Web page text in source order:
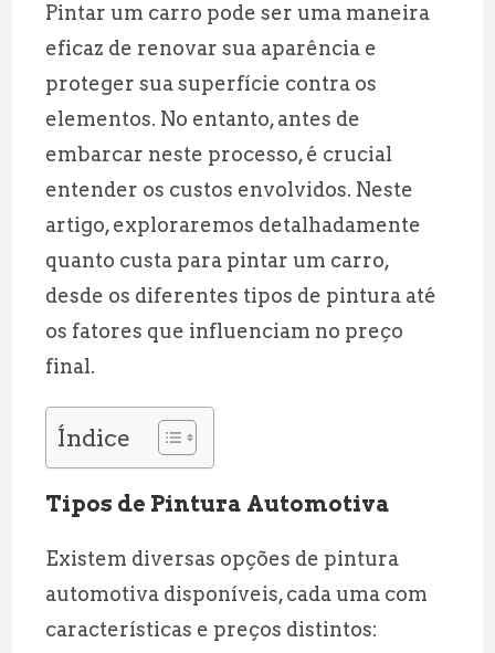
ai
l
at
s
A
p
p
e
g
r
a
m
a
r
e
Pintar um carro pode ser uma maneira
eficaz de renovar sua aparência e
proteger sua superfície contra os
elementos. No entanto, antes de
embarcar neste processo, é crucial
entender os custos envolvidos. Neste
artigo, exploraremos detalhadamente
quanto custa para pintar um carro,
desde os diferentes tipos de pintura até
os fatores que influenciam no preço
final.
Índice
Tipos de Pintura Automotiva
Existem diversas opções de pintura
automotiva disponíveis, cada uma com
características e preços distintos: